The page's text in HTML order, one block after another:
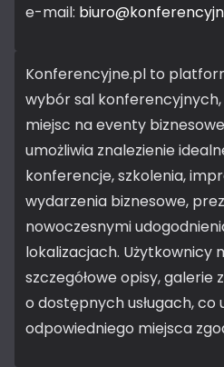
e-mail:
Konferencyjne.pl to
wybór sal
miejsc na eventy
umożliwia znalezienie
konferencje, szkolenia,
wydarzenia biznesowe,
nowoczesnymi
lokalizacjach. Użytkownicy
szczegółowe opisy, galerie
o dostępnych usługach, co
odpowiedniego miejsca